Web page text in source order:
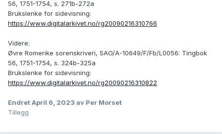
56, 1751-1754, s. 271b-272a
Brukslenke for sidevisning:
https://www.digitalarkivet.no/rg20090216310766
Videre:
Øvre Romerike sorenskriveri, SAO/A-10649/F/Fb/L0056: Tingbok
56, 1751-1754, s. 324b-325a
Brukslenke for sidevisning:
https://www.digitalarkivet.no/rg20090216310822
EndretApril 6, 2023 av Per Morset
Tillegg